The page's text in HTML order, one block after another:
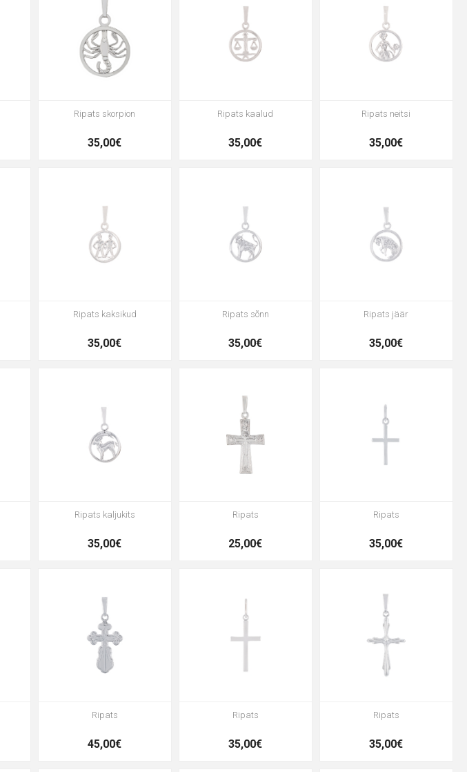
Ripats skorpion
35,00€
Ripats kaalud
35,00€
Ripats neitsi
35,00€
Ripats kaksikud
35,00€
Ripats sõnn
35,00€
Ripats jäär
35,00€
Ripats kaljukits
35,00€
Ripats
25,00€
Ripats
35,00€
Ripats
45,00€
Ripats
35,00€
Ripats
35,00€